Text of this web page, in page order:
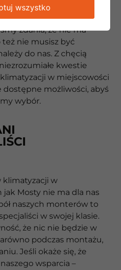
a także otwartość na
nasz personel na tle
zdania, że nie ma
nie musisz być
do nas. Z chęcią
kwestie
w miejscowości
dostępne możliwości, abyś
wybór.
klimatyzacji w
Mosty nie ma dla nas
naszych monterów to
w swojej klasie.
że nic nie będzie w
podczas montażu,
Jeśli okaże się, że
wsparcia –
wszystko